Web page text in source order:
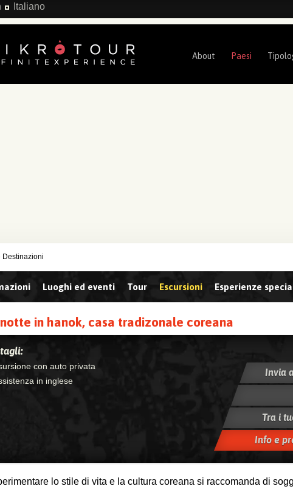
Italiano
About Paesi
Destinazioni
Luoghi ed eventi Tour Escursioni Esperienze
in hanok, casa tradizonale coreana
con auto privata
in inglese
Invia
Tra i
Info e
lo stile di vita e la cultura coreana si raccomanda di